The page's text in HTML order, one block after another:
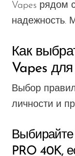
Vapes рядом
надежность.
Как
Vapes
Выбор
личности и
PRO 40K,